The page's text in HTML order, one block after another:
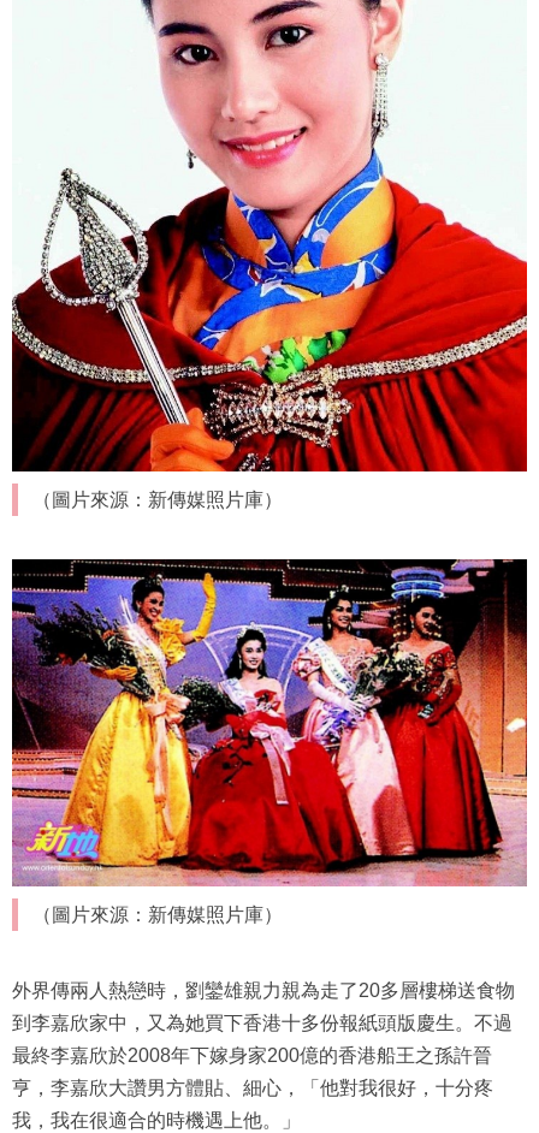
（圖片來源：新傳媒照片庫）
（圖片來源：新傳媒照片庫）
外界傳兩人熱戀時，劉鑾雄親力親為走了20多層樓梯送食物
到李嘉欣家中，又為她買下香港十多份報紙頭版慶生。不過
最終李嘉欣於2008年下嫁身家200億的香港船王之孫許晉
亨，李嘉欣大讚男方體貼、細心，「他對我很好，十分疼
我，我在很適合的時機遇上他。」